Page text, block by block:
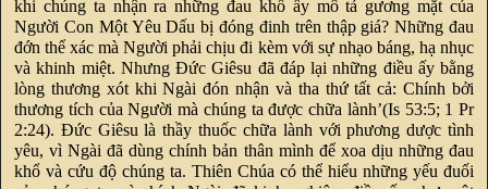
khi chúng ta nhận ra những đau khổ ấy mô tả gương mặt của
Người Con Một Yêu Dấu bị đóng đinh trên thập giá? Những đau
đớn thể xác mà Người phải chịu đi kèm với sự nhạo báng, hạ nhục
và khinh miệt. Nhưng Đức Giêsu đã đáp lại những điều ấy bằng
lòng thương xót khi Ngài đón nhận và tha thứ tất cả: Chính bởi
thương tích của Người mà chúng ta được chữa lành’(Is 53:5; 1 Pr
2:24). Đức Giêsu là thầy thuốc chữa lành với phương dược tình
yêu, vì Ngài đã dùng chính bản thân mình để xoa dịu những đau
khổ và cứu độ chúng ta. Thiên Chúa có thể hiểu những yếu đuối